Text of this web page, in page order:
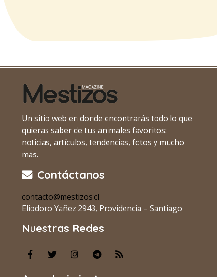
Un sitio web en donde encontrarás todo lo que
quieras saber de tus animales favoritos:
noticias, artículos, tendencias, fotos y mucho
más.
Contáctanos
contacto@mestizos.cl
Eliodoro Yañez 2943, Providencia – Santiago
Nuestras Redes